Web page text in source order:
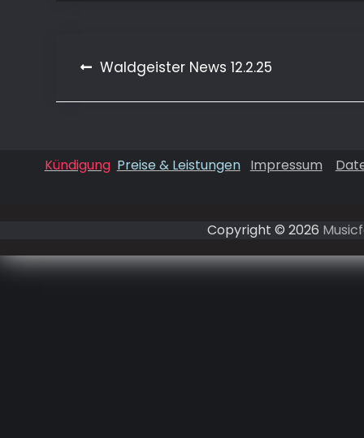
Beitragsnavigation
Waldgeister News 12.2.25
Kündigung Preise & Leistungen Impressum
Copyright © 2026